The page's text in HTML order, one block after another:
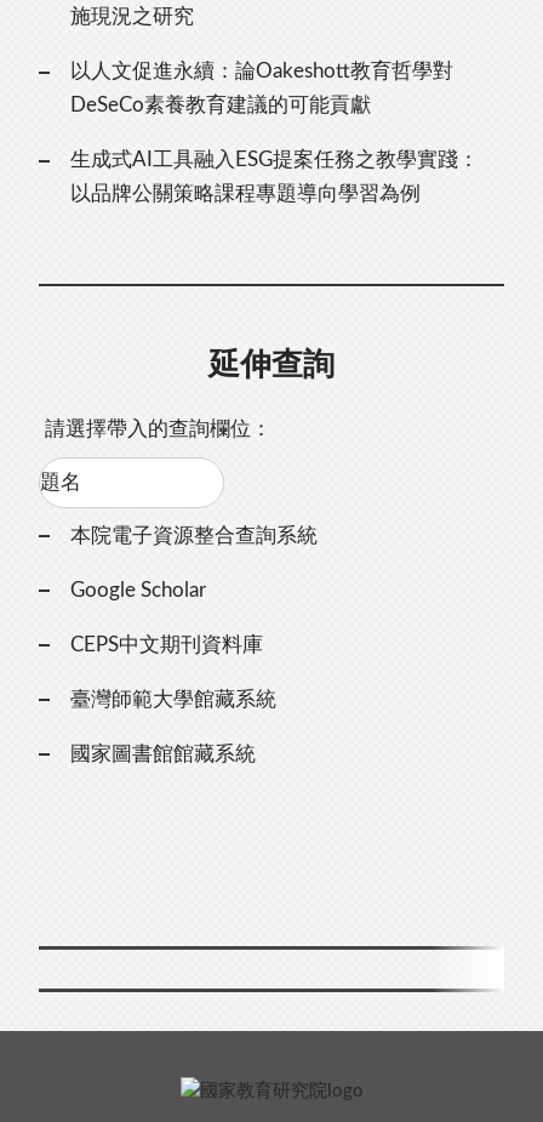
施現況之研究
以人文促進永續：論Oakeshott教育哲學對
DeSeCo素養教育建議的可能貢獻
生成式AI工具融入ESG提案任務之教學實踐：
以品牌公關策略課程專題導向學習為例
延伸查詢
請選擇帶入的查詢欄位：
本院電子資源整合查詢系統
Google Scholar
CEPS中文期刊資料庫
臺灣師範大學館藏系統
國家圖書館館藏系統